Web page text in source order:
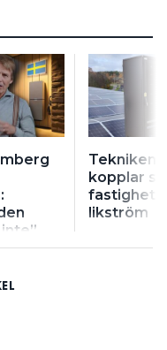
Tekniken
kopplar
likström